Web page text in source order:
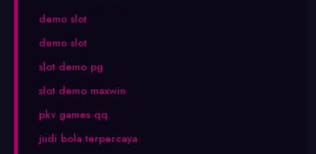
demo slot
demo slot
slot demo pg
slot demo maxwin
pkv games qq
judi bola terpercaya